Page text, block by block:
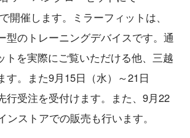
開催します。ミラーフィットは、
のトレーニングデバイスです。通
を実際にご覧いただける他、三越
。また9月15日（水）～21日
行受注を受付けます。また、9月22
ストアでの販売も行います。